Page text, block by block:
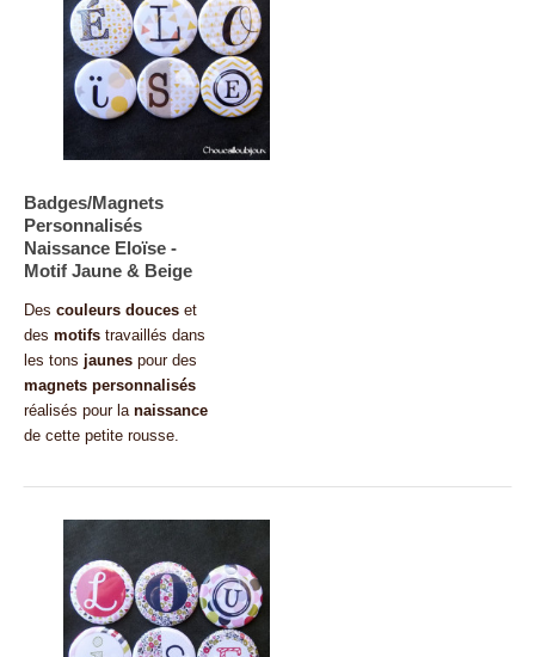
Badges/Magnets
Personnalisés
Naissance Eloïse -
Motif Jaune & Beige
Des couleurs douceset
des motifstravaillés dans
les tons jaunespour des
magnets personnalisés
réalisés pour la naissance
de cette petite rousse.